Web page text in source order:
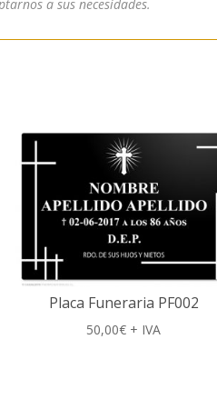
a sus necesidades.
Placa Funeraria PF002
50,00€ + IVA